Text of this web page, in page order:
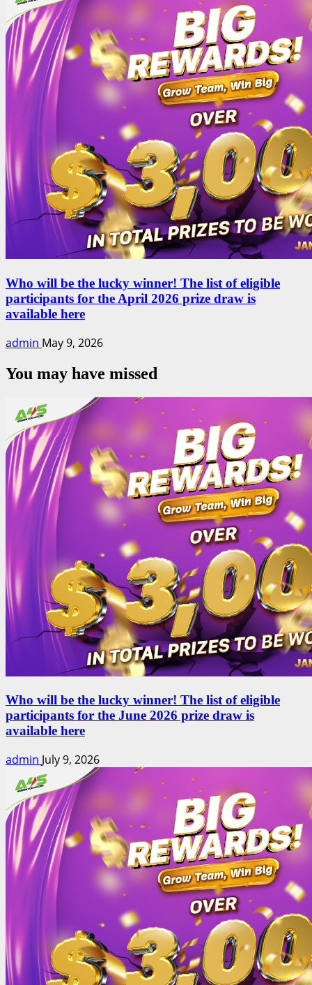
Who will be the lucky winner! The list of eligible
participants for the April 2026 prize draw is
available here
admin May 9, 2026
You may have missed
Who will be the lucky winner! The list of eligible
participants for the June 2026 prize draw is
available here
admin July 9, 2026